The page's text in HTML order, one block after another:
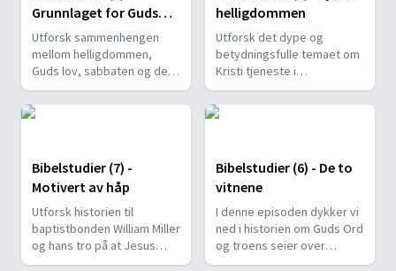
Grunnlaget for Guds
styre
Utforsk sammenhengen
mellom helligdommen,
Guds lov, sabbaten og den
forestående krisen omkring
dyrets merke.
helligdommen
Utforsk det dype og
betydningsfulle temaet om
Kristi tjeneste i
helligdommen. Oppdag
hvordan troende har
studert og forstått
har ledet til en dypere
forståelse av Kristi gjerning
i himmelen.
Bibelstudier (7) -
Motivert av håp
Utforsk historien til
baptistbonden William Miller
og hans tro på at Jesus
skulle komme snart, og
Bibelstudier (6) - De to
vitnene
I denne episoden dykker vi
ned i historien om Guds Ord
og troens seier over
forfølgelse og